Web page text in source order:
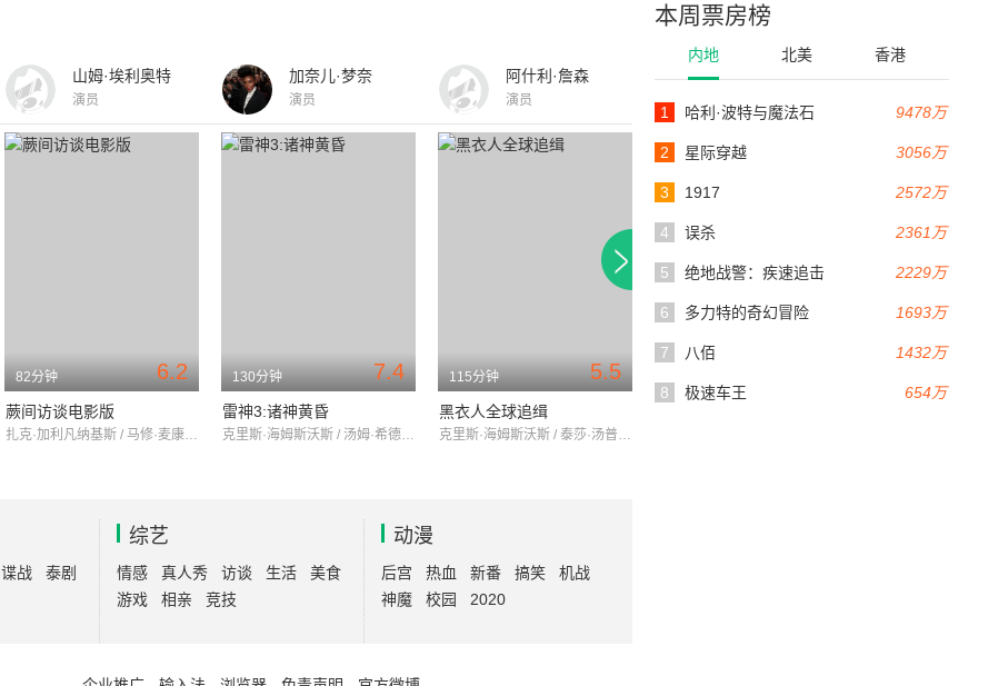
本周票房榜
内地 北美 香港
9478万
1 哈利·波特与魔法石
3056万
2 星际穿越
2572万
3 1917
2361万
4 误杀
2229万
5 绝地战警：疾速追击
1693万
6 多力特的奇幻冒险
1432万
7 八佰
654万
8 极速车王
山姆·埃利奥特
演员
加奈儿·梦奈
演员
阿什利·詹森
演员
6.2
82分钟
蕨间访谈电影版
扎克·加利凡纳基斯 / 马修·麦康纳 / RekhaShankar
7.4
130分钟
雷神3:诸神黄昏
克里斯·海姆斯沃斯 / 汤姆·希德勒斯顿 / 凯特·布兰切特
5.5
115分钟
黑衣人全球追缉
克里斯·海姆斯沃斯 / 泰莎·汤普森 / 丽贝卡·弗格森
谍战
泰剧
综艺
情感 真人秀 访谈 生活
美食
游戏
相亲 竞技
动漫
后宫 热血 新番 搞笑
机战
神魔
校园 2020